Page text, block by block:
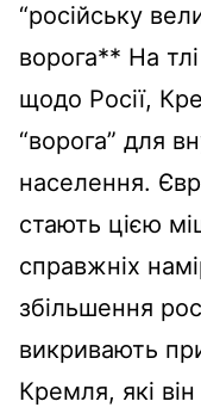
“російську
ворога** На
щодо Росії,
“ворога” для
населення.
стають цією
справжніх
збільшення
викривають
Кремля, які